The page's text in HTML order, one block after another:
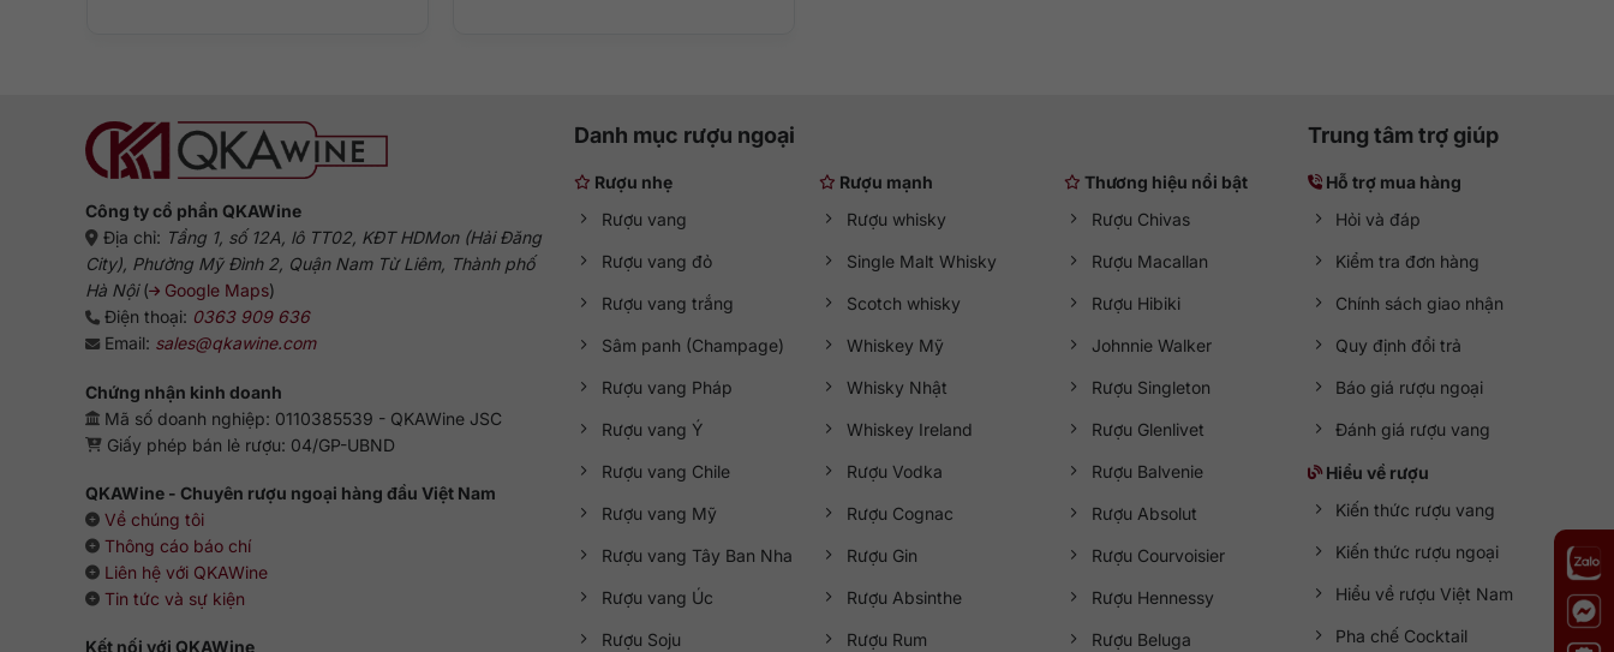
Công ty cổ phần QKAWine
Địa chỉ: Tầng 1, số 12A, lô TT02, KĐT HDMon (Hải Đăng
City), Phường Mỹ Đình 2, Quận Nam Từ Liêm, Thành phố
Hà Nội( Google Maps)
Điện thoại: 0363 909 636
Email: sales@qkawine.com
Chứng nhận kinh doanh
Mã số doanh nghiệp: 0110385539 - QKAWine JSC
Giấy phép bán lẻ rượu: 04/GP-UBND
QKAWine - Chuyên rượu ngoại hàng đầu Việt Nam
Về chúng tôi
Thông cáo báo chí
Liên hệ với QKAWine
Tin tức và sự kiện
Kết nối với QKAWine
Danh mục rượu ngoại
Rượu nhẹ
Rượu vang
Rượu vang đỏ
Rượu vang trắng
Sâm panh (Champage)
Rượu vang Pháp
Rượu vang Ý
Rượu vang Chile
Rượu vang Mỹ
Rượu vang Tây Ban Nha
Rượu vang Úc
Rượu Soju
Rượu mạnh
Rượu whisky
Single Malt Whisky
Scotch whisky
Whiskey Mỹ
Whisky Nhật
Whiskey Ireland
Rượu Vodka
Rượu Cognac
Rượu Gin
Rượu Absinthe
Rượu Rum
Thương hiệu nổi bật
Rượu Chivas
Rượu Macallan
Rượu Hibiki
Johnnie Walker
Rượu Singleton
Rượu Glenlivet
Rượu Balvenie
Rượu Absolut
Rượu Courvoisier
Rượu Hennessy
Rượu Beluga
Trung tâm trợ giúp
Hỗ trợ mua hàng
Hỏi và đáp
Kiểm tra đơn hàng
Chính sách giao nhận
Quy định đổi trả
Báo giá rượu ngoại
Đánh giá rượu vang
Hiểu về rượu
Kiến thức rượu vang
Kiến thức rượu ngoại
Hiểu về rượu Việt Nam
Pha chế Cocktail